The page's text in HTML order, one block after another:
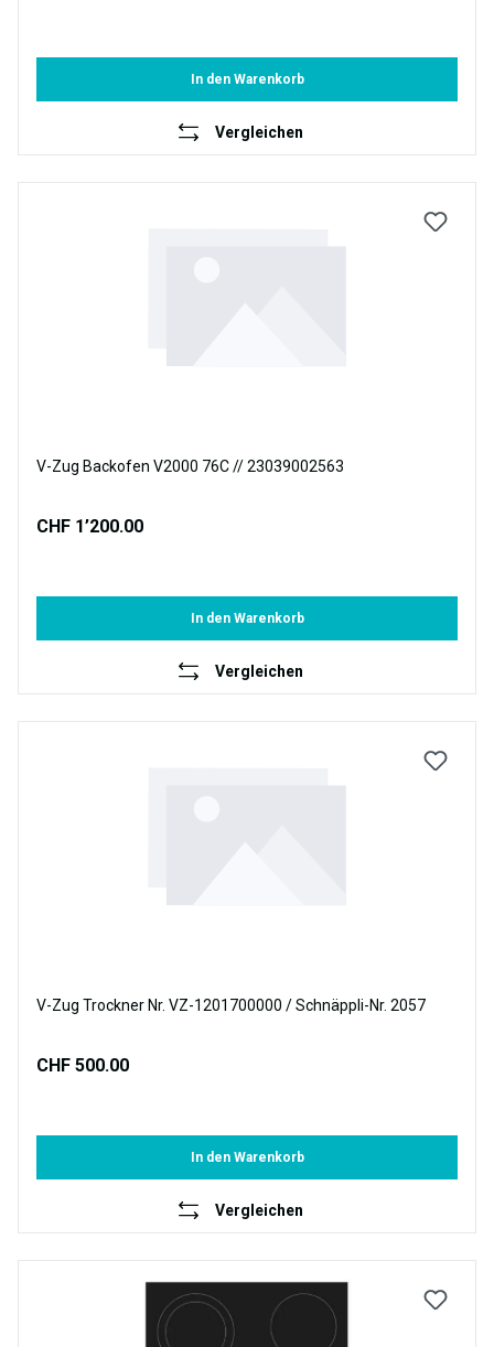
In den Warenkorb
Vergleichen
V-Zug Backofen V2000 76C // 23039002563
CHF 1’200.00
In den Warenkorb
Vergleichen
V-Zug Trockner Nr. VZ-1201700000 / Schnäppli-Nr. 2057
CHF 500.00
In den Warenkorb
Vergleichen